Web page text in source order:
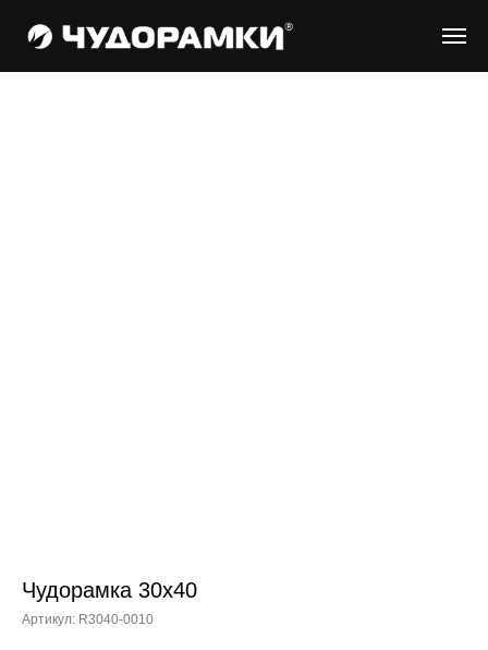
Чудорамка 30х40
Артикул: R3040-0010